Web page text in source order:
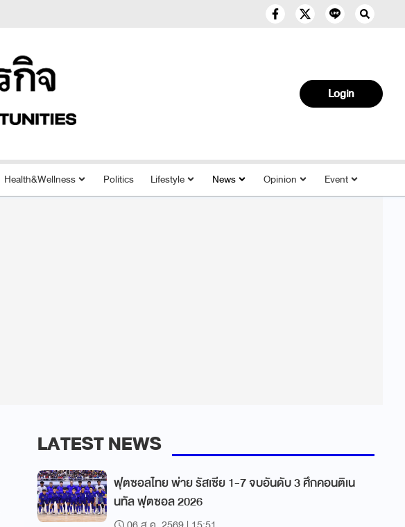
Login
Health&Wellness Politics Lifestyle News Opinion Event
LATEST NEWS
ฟุตซอลไทย พ่าย รัสเซีย 1-7 จบอันดับ 3 ศึกคอนติเน
นทัล ฟุตซอล 2026